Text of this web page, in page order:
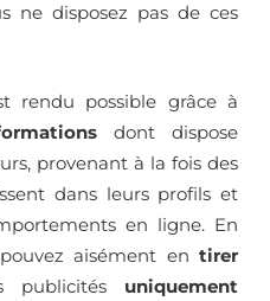
ne disposez pas de ces
rendu possible grâce à
dont dispose
provenant à la fois des
dans leurs profils et
en ligne. En
aisément en tirer
publicités uniquement